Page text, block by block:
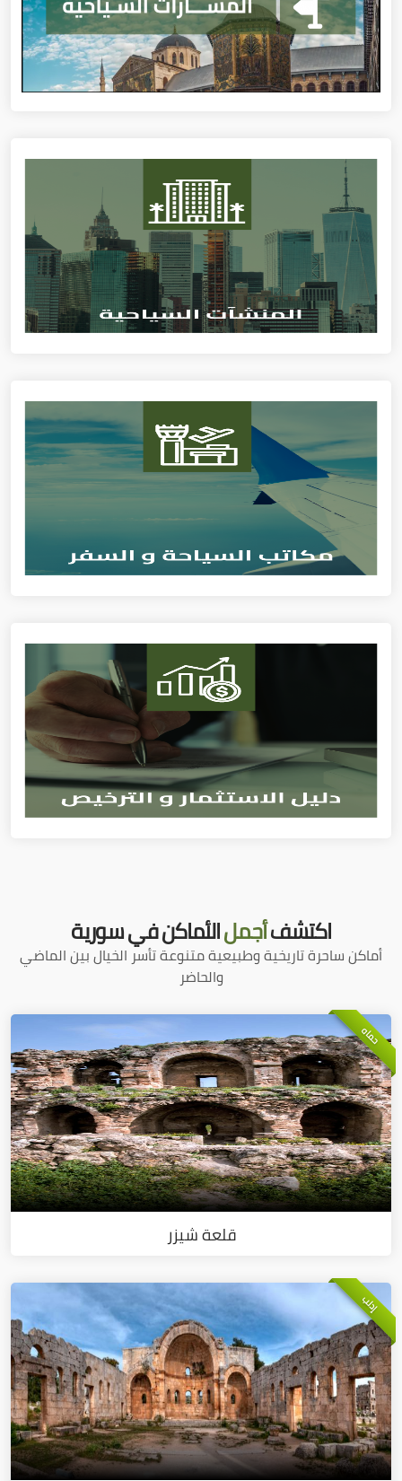
اكتشفأجملالأماكن في سورية
أماكن ساحرة تاريخية وطبيعية متنوعة تأسر الخيال بين الماضي
والحاضر
حماه
قلعة شيزر
إدلب